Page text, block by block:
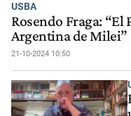
USBA
Rosendo Fraga: “El
Argentina de Milei”
21-10-2024 10:50